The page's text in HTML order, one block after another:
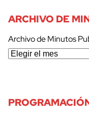
ARCHIVO DE
Archivo de Minutos